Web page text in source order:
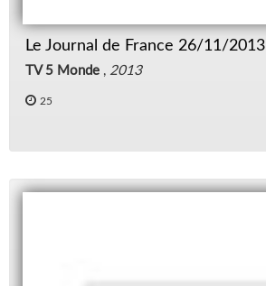
Le Journal de France 26/11/2013
TV 5 Monde , 2013
25